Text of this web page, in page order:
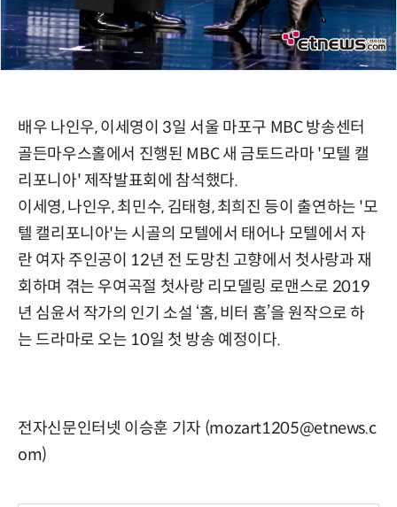
배우 나인우, 이세영이 3일 서울 마포구 MBC 방송센터
골든마우스홀에서 진행된 MBC 새 금토드라마 '모텔 캘
리포니아' 제작발표회에 참석했다.
이세영, 나인우, 최민수, 김태형, 최희진 등이 출연하는 '모
텔 캘리포니아'는 시골의 모텔에서 태어나 모텔에서 자
란 여자 주인공이 12년 전 도망친 고향에서 첫사랑과 재
회하며 겪는 우여곡절 첫사랑 리모델링 로맨스로 2019
년 심윤서 작가의 인기 소설 ‘홈, 비터 홈’을 원작으로 하
는 드라마로 오는 10일 첫 방송 예정이다.
전자신문인터넷 이승훈 기자 (mozart1205@etnews.c
om)